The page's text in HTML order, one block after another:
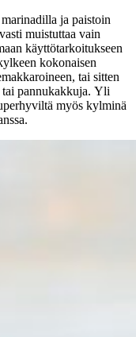
ja paistoin
muistuttaa vain
käyttötarkoitukseen
kokonaisen
tai sitten
tai pannukakkuja. Yli
myös kylminä